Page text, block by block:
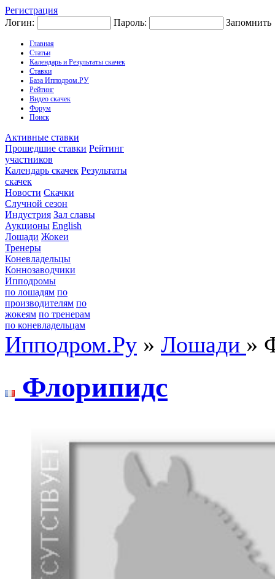
Регистрация
Логин:
Пароль: Запомнить
Главная
Статьи
Календарь и Результаты скачек
Ставки
База Ипподром.РУ
Рейтинг
Видео скачек
Форум
Поиск
Активные ставки
Прошедшие ставки Рейтинг
участников
Календарь скачек Результаты
скачек
Новости Скачки
Случной сезон
Индустрия Зал славы
Аукционы English
Лошади Жокеи
Тренеры
Коневладельцы
Коннозаводчики
Ипподромы
по лошадям по
производителям по
жокеям по тренерам
по коневладельцам
Ипподром.Ру » Лошади »
Флopипидс